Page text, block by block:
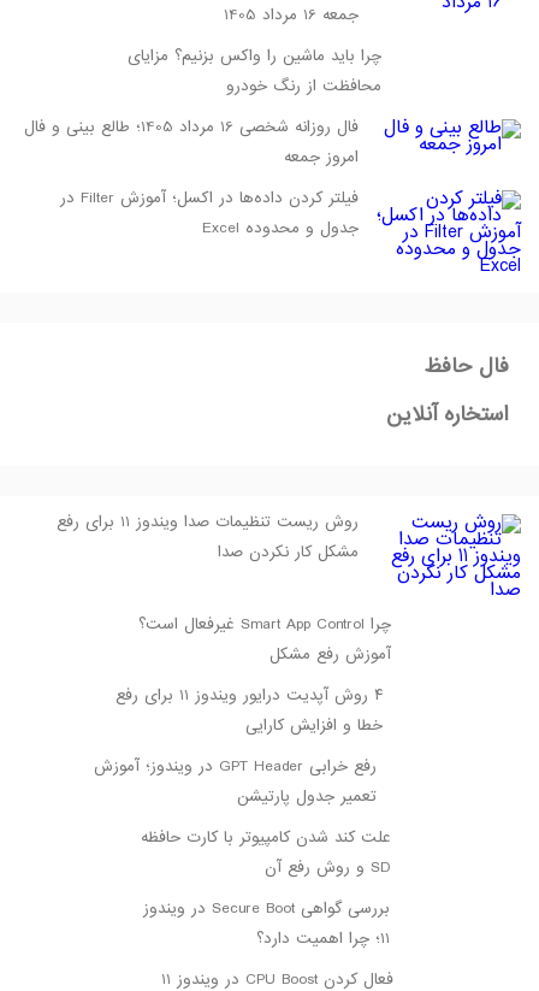
جمعه 16 مرداد 1405
چرا باید ماشین را واکس بزنیم؟ مزایای
محافظت از رنگ خودرو
فال روزانه شخصی 16 مرداد 1405؛ طالع بینی و فال
امروز جمعه
فیلتر کردن داده‌ها در اکسل؛ آموزش Filter در
جدول و محدوده Excel
فال حافظ
استخاره آنلاین
روش ریست تنظیمات صدا ویندوز 11 برای رفع
مشکل کار نکردن صدا
چرا Smart App Control غیرفعال است؟
آموزش رفع مشکل
۴ روش آپدیت درایور ویندوز 11 برای رفع
خطا و افزایش کارایی
رفع خرابی GPT Header در ویندوز؛ آموزش
تعمیر جدول پارتیشن
علت کند شدن کامپیوتر با کارت حافظه
SD و روش رفع آن
بررسی گواهی Secure Boot در ویندوز
11؛ چرا اهمیت دارد؟
فعال کردن CPU Boost در ویندوز 11